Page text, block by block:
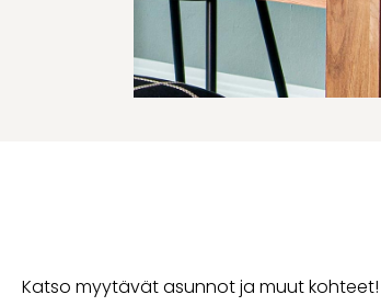
Katso myytävät asunnot ja muut kohteet!